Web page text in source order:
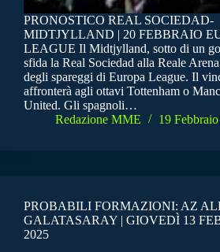
PRONOSTICO REAL SOCIEDAD-
MIDTJYLLAND | 20 FEBBRAIO
LEAGUE Il Midtjylland, sotto di un
sfida la Real Sociedad alla Reale
degli spareggi di Europa League. Il
affronterà agli ottavi Tottenham o
United. Gli spagnoli…
Redazione MME
19
PROBABILI FORMAZIONI: AZ
GALATASARAY | GIOVEDÌ 13
2025